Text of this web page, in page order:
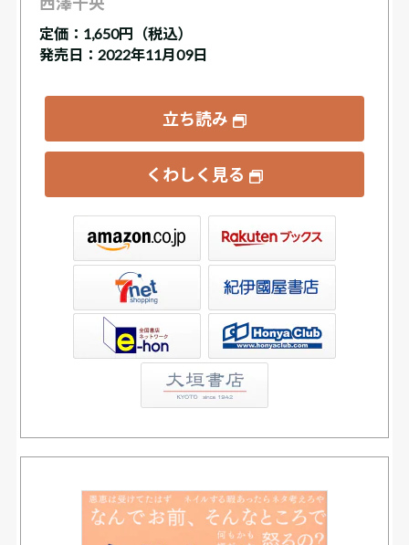
定価： 1,650円（税込）
発売日：2022年11月09日
立ち読み
くわしく見る
書店ウェブストア